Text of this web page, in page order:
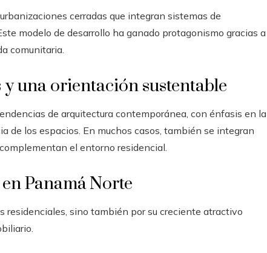
cerradas que integran sistemas de
modelo de desarrollo ha ganado protagonismo gracias a
comunitaria.
una orientación sustentable
de arquitectura contemporánea, con énfasis en la
de los espacios. En muchos casos, también se integran
el entorno residencial.
Panamá Norte
residenciales, sino también por su creciente atractivo